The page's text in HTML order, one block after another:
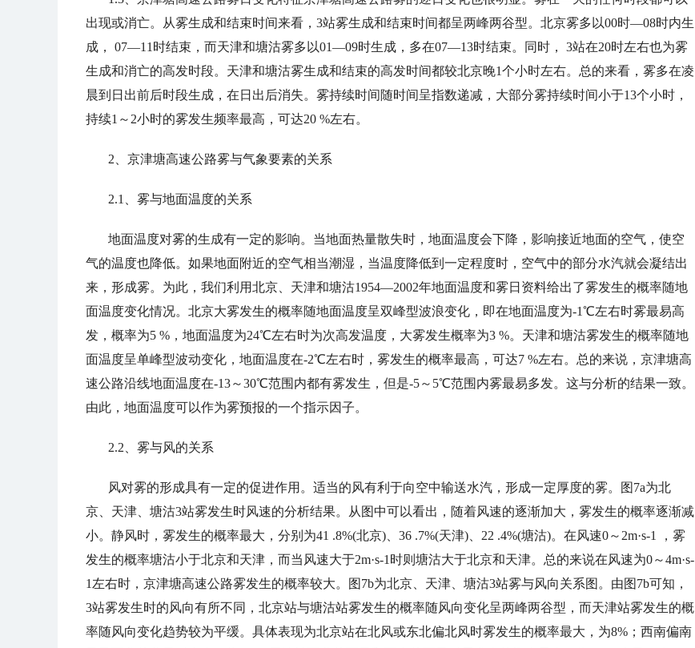
出现或消亡。从雾生成和结束时间来看， 3站雾生成和结束时间都呈两峰两谷型。北京雾多以00时—08时内生
成 ， 07—11 时结束 ， 而天津和塘沽雾多以01—09时生成 ， 多在07—13时结束。同时 ， 3站在20时左右也为雾
生成和消亡的高发时段。天津和塘沽雾生成和结束的高发时间都较北京晚1个小时左右。总的来看 ， 雾多在凌
晨到日出前后时段生成 ， 在日出后消失。雾持续时间随时间呈指数递减， 大部分雾持续时间小于13个小时 ，
持续1 ～ 2小时的雾发生频率最高 ， 可达20 %左右。
2、 京津塘高速公路雾与气象要素的关系
2.1、 雾与地面温度的关系
地面温度对雾的生成有一定的影响。当地面热量散失时 ， 地面温度会下降 ， 影响接近地面的空气 ， 使空
气的温度也降低。如果地面附近的空气相当潮湿 ， 当温度降低到一定程度时 ， 空气中的部分水汽就会凝结出
来 ， 形成雾。为此 ， 我们利用北京、天津和塘沽1954—2002年地面温度和雾日资料给出了雾发生的概率随地
面温度变化情况。 北京大雾发生的概率随地面温度呈双峰型波浪变化 ， 即在地面温度为-1℃左右时雾最易高
发 ， 概率为5 %， 地面温度为24℃左右时为次高发温度 ， 大雾发生概率为3 %。天津和塘沽雾发生的概率随地
面温度呈单峰型波动变化 ， 地面温度在-2℃左右时 ， 雾发生的概率最高 ， 可达7 %左右。总的来说 ， 京津塘高
速公路沿线地面温度在-13～30℃范围内都有雾发生 ， 但是-5～ 5℃范围内雾最易多发。这与分析的结果一致。
由此 ， 地面温度可以作为雾预报的一个指示因子。
2.2、 雾与风的关系
风对雾的形成具有一定的促进作用。适当的风有利于向空中输送水汽 ， 形成一定厚度的雾。图 7a为北
京、天津、塘沽3站雾发生时风速的分析结果。从图中可以看出 ， 随着风速的逐渐加大 ， 雾发生的概率逐渐减
小。静风时 ， 雾发生的概率最大 ， 分别为41 .8%(北京) 36 .7%(天津) 22 .4%(塘沽)。在风速0～ 2m·s-1 ， 雾
发生的概率塘沽小于北京和天津 ， 而当风速大于2m·s-1 时则塘沽大于北京和天津。总的来说在风速为0～4m·s-
1 左右时 ， 京津塘高速公路雾发生的概率较大。图 7b为北京、天津、塘沽3站雾与风向关系图。由图 7b可知 ，
3站雾发生时的风向有所不同 ， 北京站与塘沽站雾发生的概率随风向变化呈两峰两谷型 ， 而天津站雾发生的概
率随风向变化趋势较为平缓。具体表现为北京站在北风或东北偏北风时雾发生的概率最大 ， 为8%； 西南偏南